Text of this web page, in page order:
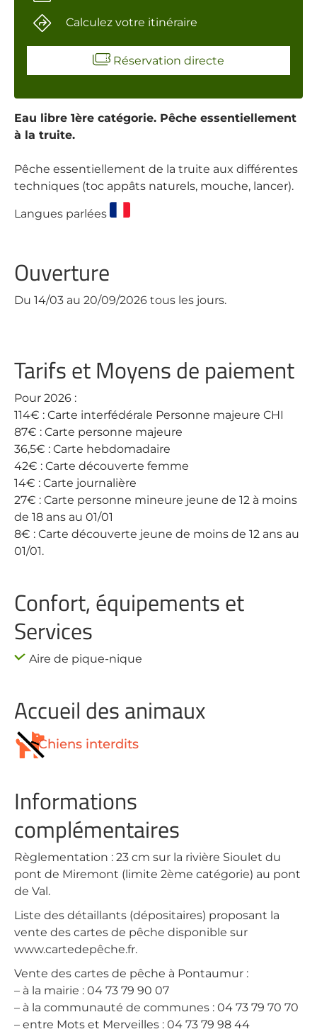
Eau libre 1ère catégorie. Pêche essentiellement
à la truite.
Pêche essentiellement de la truite aux différentes
techniques (toc appâts naturels, mouche, lancer).
Langues parlées
Ouverture
Du 14/03 au 20/09/2026 tous les jours.
Tarifs et Moyens de paiement
Pour 2026 :
114€ : Carte interfédérale Personne majeure CHI
87€ : Carte personne majeure
36,5€ : Carte hebdomadaire
42€ : Carte découverte femme
14€ : Carte journalière
27€ : Carte personne mineure jeune de 12 à moins
de 18 ans au 01/01
8€ : Carte découverte jeune de moins de 12 ans au
01/01.
Confort, équipements et
Services
Aire de pique-nique
Accueil des animaux
Chiens interdits
Informations
complémentaires
Règlementation : 23 cm sur la rivière Sioulet du
pont de Miremont (limite 2ème catégorie) au pont
de Val.
Liste des détaillants (dépositaires) proposant la
vente des cartes de pêche disponible sur
www.cartedepêche.fr.
Vente des cartes de pêche à Pontaumur :
– à la mairie : 04 73 79 90 07
– à la communauté de communes : 04 73 79 70 70
– entre Mots et Merveilles : 04 73 79 98 44
Calculez votre itinéraire
Réservation directe